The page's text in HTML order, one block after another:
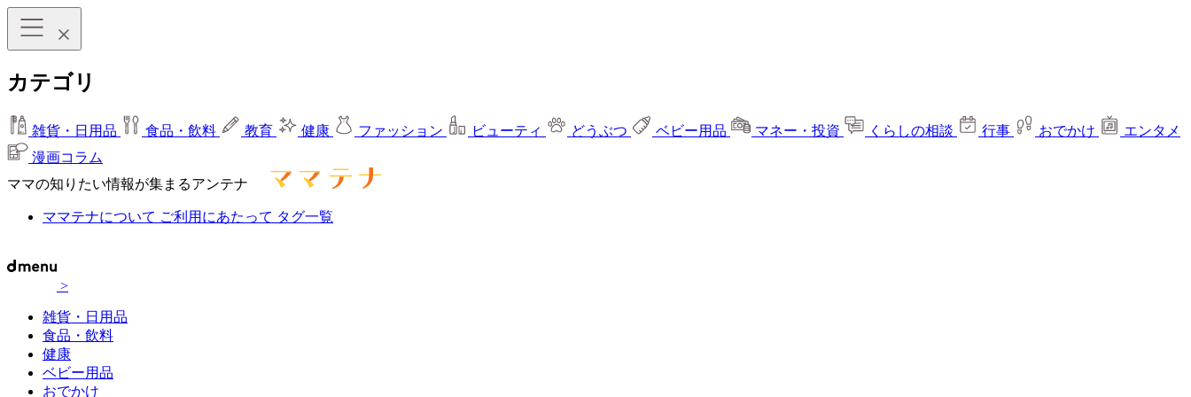
カテゴリ
雑貨・日用品 食品・飲料 教育 健康 ファッション ビューティ どうぶつ ベビー用品 マネー・投資 くらしの相談 行事 おでかけ
エンタメ
漫画コラム
ママの知りたい情報が集まるアンテナ
ママテナについて ご利用にあたって タグ一覧
>
雑貨・日用品
食品・飲料
健康
ベビー用品
おでかけ